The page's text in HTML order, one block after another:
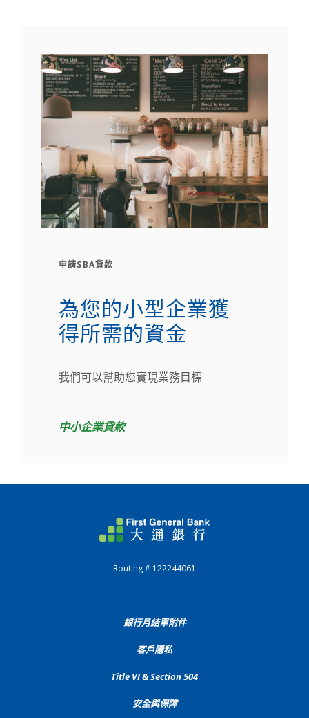
申請SBA貸款
為您的小型企業獲
得所需的資金
我們可以幫助您實現業務目標
中小企業貸款
First General Bank
Routing # 122244061
銀行月結單附件(Opens
Window)
客戶隱私
Title VI & Section 504(Opens
安全與保障